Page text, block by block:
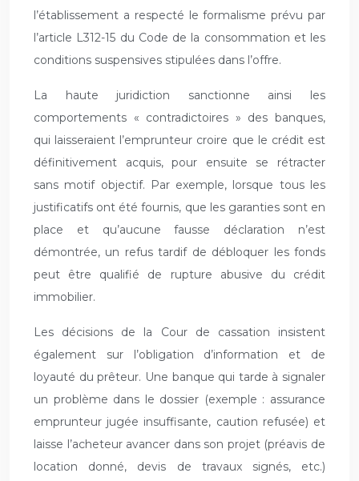
l’établissement a respecté le formalisme prévu par
l’article L312-15 du Code de la consommation et les
conditions suspensives stipulées dans l’offre.
La haute juridiction sanctionne ainsi les
comportements « contradictoires » des banques,
qui laisseraient l’emprunteur croire que le crédit est
définitivement acquis, pour ensuite se rétracter
sans motif objectif. Par exemple, lorsque tous les
justificatifs ont été fournis, que les garanties sont en
place et qu’aucune fausse déclaration n’est
démontrée, un refus tardif de débloquer les fonds
peut être qualifié de rupture abusive du crédit
immobilier.
Les décisions de la Cour de cassation insistent
également sur l’obligation d’information et de
loyauté du prêteur. Une banque qui tarde à signaler
un problème dans le dossier (exemple : assurance
emprunteur jugée insuffisante, caution refusée) et
laisse l’acheteur avancer dans son projet (préavis de
location donné, devis de travaux signés, etc.)